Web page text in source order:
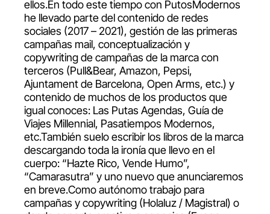
ellos.En todo este tiempo con PutosModernos
he llevado parte del contenido de redes
sociales (2017 – 2021), gestión de las primeras
campañas mail, conceptualización y
copywriting de campañas de la marca con
terceros (Pull&Bear, Amazon, Pepsi,
Ajuntament de Barcelona, Open Arms, etc.) y
contenido de muchos de los productos que
igual conoces: Las Putas Agendas, Guía de
Viajes Millennial, Pasatiempos Modernos,
etc.También suelo escribir los libros de la marca
descargando toda la ironía que llevo en el
cuerpo: “Hazte Rico, Vende Humo”,
“Camarasutra” y uno nuevo que anunciaremos
en breve.Como autónomo trabajo para
campañas y copywriting (Holaluz / Magistral) o